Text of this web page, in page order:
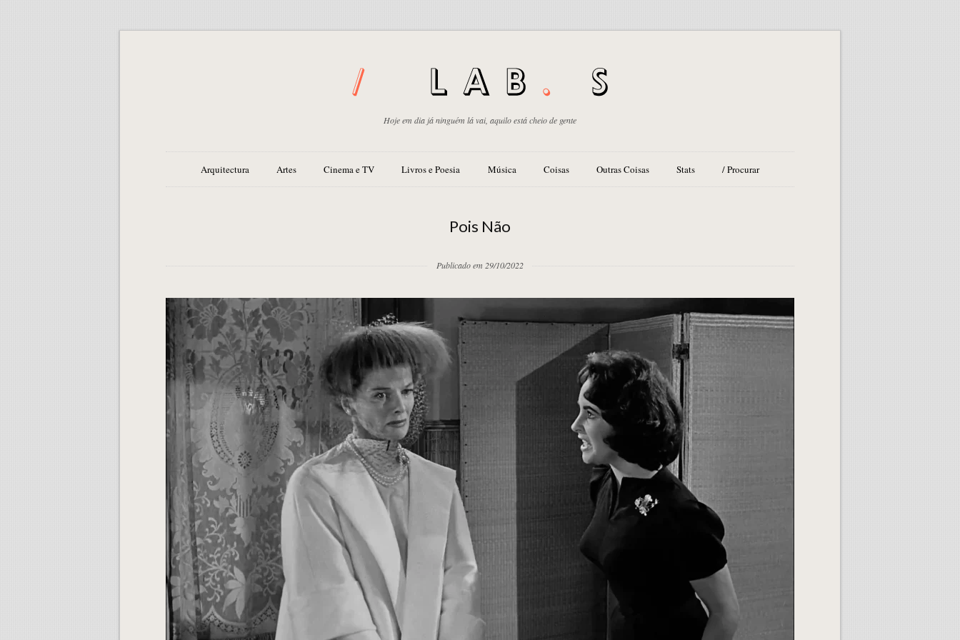
Hoje em dia já ninguém lá vai, aquilo está cheio de gente
Arquitectura Artes Cinema e TV Livros e Poesia Música Coisas Outras Coisas Stats / Procurar
Pois Não
Publicado em 29/10/2022